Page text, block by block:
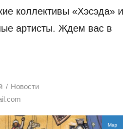
коллективы «Хэсэда» и
артисты. Ждем вас в
Новости
Мар